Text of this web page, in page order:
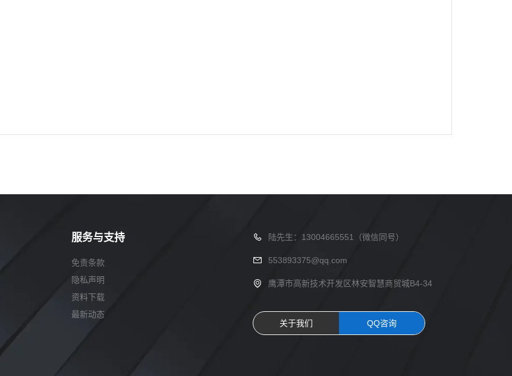
服务与支持
免责条款
隐私声明
资料下载
最新动态
陆先生：13004665551（微信同号）
553893375@qq.com
鹰潭市高新技术开发区林安智慧商贸城B4-34
关于我们 QQ咨询